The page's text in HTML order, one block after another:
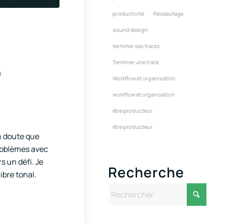
doute que
avec
un défi. Je
tonal.
productivité Réseautage
sound design
terminer ses tracks
Terminer une track
Workflow et organisation
workflow et organisation
être producteur
être producteur
Recherche